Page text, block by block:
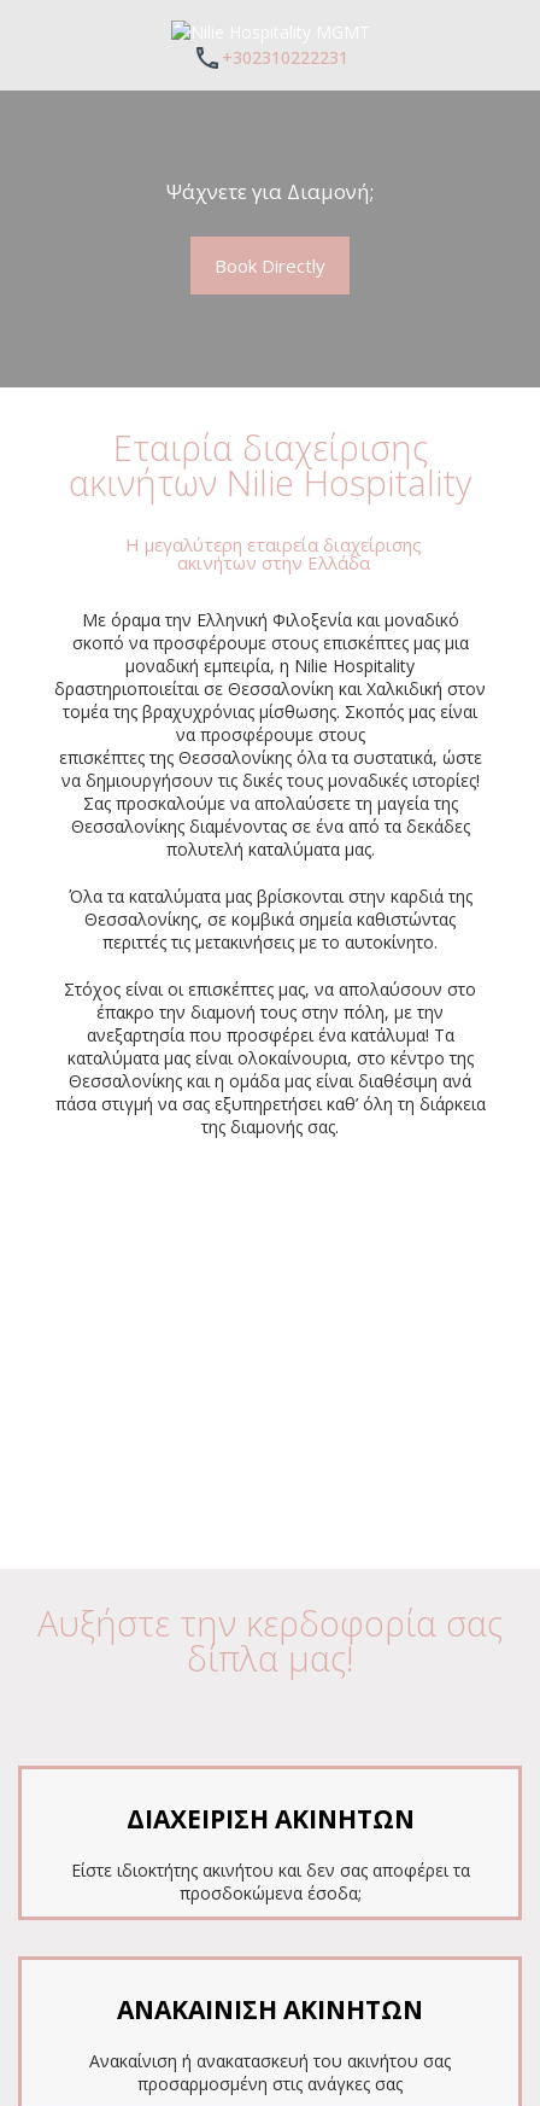
+302310222231
Ψάχνετε για Διαμονή;
Book Directly
Εταιρία διαχείρισης
ακινήτων Nilie Hospitality
Η μεγαλύτερη εταιρεία διαχείρισης
ακινήτων στην Ελλάδα
Με όραμα την Ελληνική Φιλοξενία και μοναδικό
σκοπό να προσφέρουμε στους επισκέπτες μας μια
μοναδική εμπειρία, η Nilie Hospitality
δραστηριοποιείται σε Θεσσαλονίκη και Χαλκιδική στον
τομέα της βραχυχρόνιας μίσθωσης. Σκοπός μας είναι
να προσφέρουμε στους
επισκέπτες της Θεσσαλονίκης όλα τα συστατικά, ώστε
να δημιουργήσουν τις δικές τους μοναδικές ιστορίες!
Σας προσκαλούμε να απολαύσετε τη μαγεία της
Θεσσαλονίκης διαμένοντας σε ένα από τα δεκάδες
πολυτελή καταλύματα μας.
Όλα τα καταλύματα μας βρίσκονται στην καρδιά της
Θεσσαλονίκης, σε κομβικά σημεία καθιστώντας
περιττές τις μετακινήσεις με το αυτοκίνητο.
Στόχος είναι οι επισκέπτες μας, να απολαύσουν στο
έπακρο την διαμονή τους στην πόλη, με την
ανεξαρτησία που προσφέρει ένα κατάλυμα! Τα
καταλύματα μας είναι ολοκαίνουρια, στο κέντρο της
Θεσσαλονίκης και η ομάδα μας είναι διαθέσιμη ανά
πάσα στιγμή να σας εξυπηρετήσει καθ’ όλη τη διάρκεια
της διαμονής σας.
Αυξήστε την κερδοφορία σας
δίπλα μας!
ΔΙΑΧΕΙΡΙΣΗ ΑΚΙΝΗΤΩΝ
Είστε ιδιοκτήτης ακινήτου και δεν σας αποφέρει τα
προσδοκώμενα έσοδα;
ΑΝΑΚΑΙΝΙΣΗ ΑΚΙΝΗΤΩΝ
Ανακαίνιση ή ανακατασκευή του ακινήτου σας
προσαρμοσμένη στις ανάγκες σας